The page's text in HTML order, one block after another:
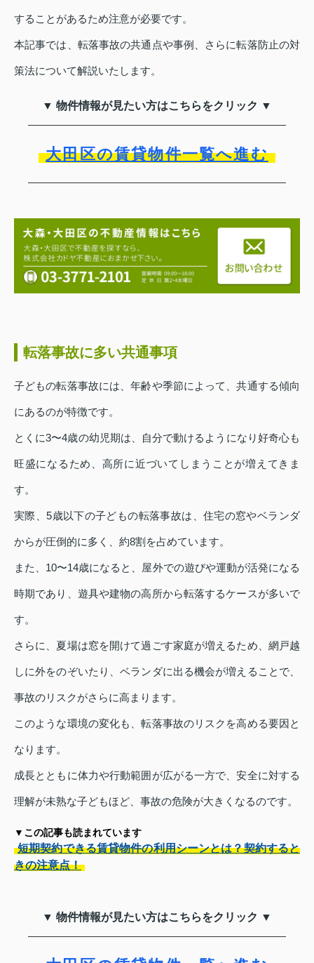
することがあるため注意が必要です。
本記事では、転落事故の共通点や事例、さらに転落防止の対
策法について解説いたします。
▼ 物件情報が見たい方はこちらをクリック ▼
大田区の賃貸物件一覧へ進む
転落事故に多い共通事項
子どもの転落事故には、年齢や季節によって、共通する傾向
にあるのが特徴です。
とくに3〜4歳の幼児期は、自分で動けるようになり好奇心も
旺盛になるため、高所に近づいてしまうことが増えてきま
す。
実際、5歳以下の子どもの転落事故は、住宅の窓やベランダ
からが圧倒的に多く、約8割を占めています。
また、10〜14歳になると、屋外での遊びや運動が活発になる
時期であり、遊具や建物の高所から転落するケースが多いで
す。
さらに、夏場は窓を開けて過ごす家庭が増えるため、網戸越
しに外をのぞいたり、ベランダに出る機会が増えることで、
事故のリスクがさらに高まります。
このような環境の変化も、転落事故のリスクを高める要因と
なります。
成長とともに体力や行動範囲が広がる一方で、安全に対する
理解が未熟な子どもほど、事故の危険が大きくなるのです。
▼この記事も読まれています
短期契約できる賃貸物件の利用シーンとは？契約すると
きの注意点！
▼ 物件情報が見たい方はこちらをクリック ▼